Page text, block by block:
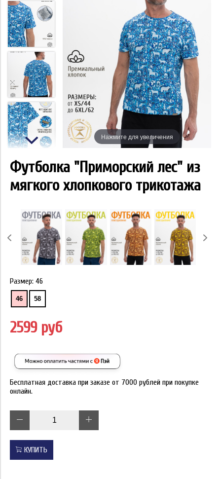
Нажмите для увеличения
Футболка "Приморский лес" из
мягкого хлопкового трикотажа
Размер: 46
46 58
2599 руб
Бесплатная доставка при заказе от 7000 рублей при покупке
онлайн.
КУПИТЬ